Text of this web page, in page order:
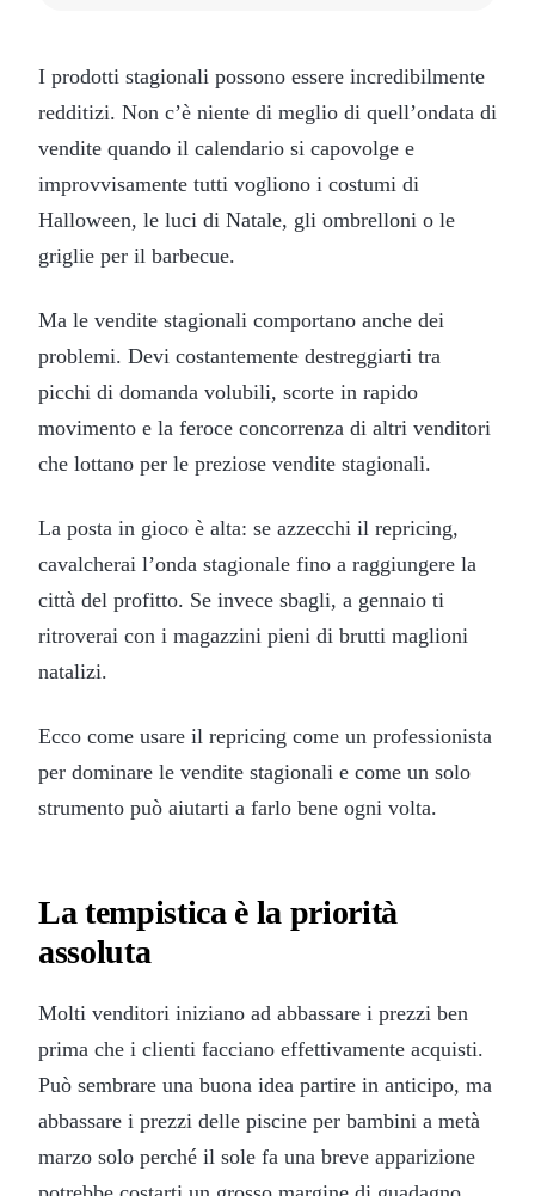
I prodotti stagionali possono essere incredibilmente
redditizi. Non c’è niente di meglio di quell’ondata di
vendite quando il calendario si capovolge e
improvvisamente tutti vogliono i costumi di
Halloween, le luci di Natale, gli ombrelloni o le
griglie per il barbecue.
Ma le vendite stagionali comportano anche dei
problemi. Devi costantemente destreggiarti tra
picchi di domanda volubili, scorte in rapido
movimento e la feroce concorrenza di altri venditori
che lottano per le preziose vendite stagionali.
La posta in gioco è alta: se azzecchi il repricing,
cavalcherai l’onda stagionale fino a raggiungere la
città del profitto. Se invece sbagli, a gennaio ti
ritroverai con i magazzini pieni di brutti maglioni
natalizi.
Ecco come usare il repricing come un professionista
per dominare le vendite stagionali e come un solo
strumento può aiutarti a farlo bene ogni volta.
La tempistica è la priorità
assoluta
Molti venditori iniziano ad abbassare i prezzi ben
prima che i clienti facciano effettivamente acquisti.
Può sembrare una buona idea partire in anticipo, ma
abbassare i prezzi delle piscine per bambini a metà
marzo solo perché il sole fa una breve apparizione